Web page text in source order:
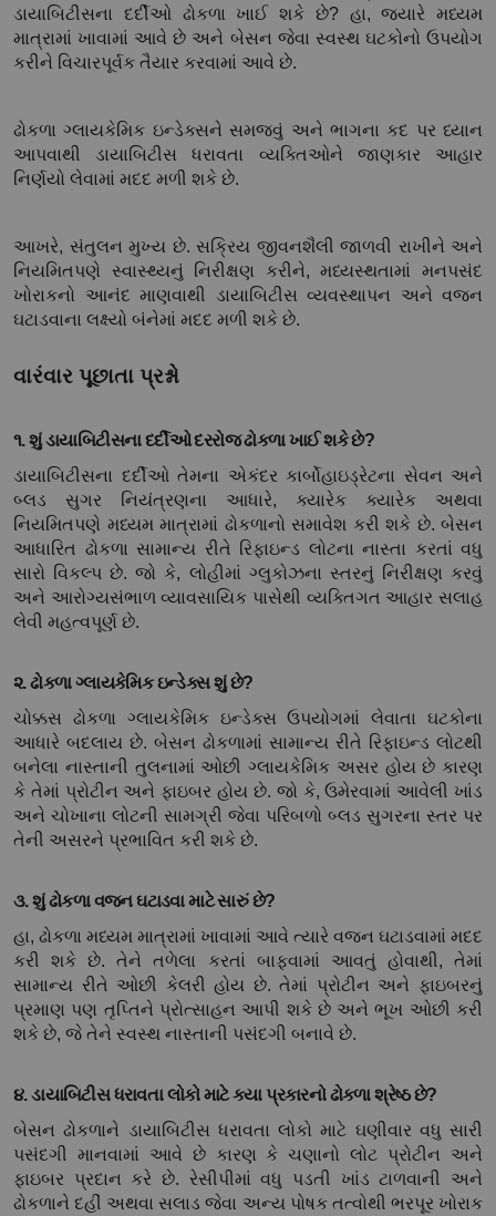
ડાયાબિટીસના દર્દીઓ ઢોકળા ખાઈ શકે છે? હા, જ્યારે મધ્યમ
માત્રામાં ખાવામાં આવે છે અને બેસન જેવા સ્વસ્થ ઘટકોનો ઉપયોગ
કરીને વિચારપૂર્વક તૈયાર કરવામાં આવે છે.
ઢોકળા ગ્લાયકેમિક ઇન્ડેક્સને સમજવું અને ભાગના કદ પર ધ્યાન
આપવાથી ડાયાબિટીસ ધરાવતા વ્યક્તિઓને જાણકાર આહાર
નિર્ણયો લેવામાં મદદ મળી શકે છે.
આખરે, સંતુલન મુખ્ય છે. સક્રિય જીવનશૈલી જાળવી રાખીને અને
નિયમિતપણે સ્વાસ્થ્યનું નિરીક્ષણ કરીને, મધ્યસ્થતામાં મનપસંદ
ખોરાકનો આનંદ માણવાથી ડાયાબિટીસ વ્યવસ્થાપન અને વજન
ઘટાડવાના લક્ષ્યો બંનેમાં મદદ મળી શકે છે.
વારંવાર પૂછાતા પ્રશ્નો
૧. શું ડાયાબિટીસના દર્દીઓ દરરોજ ઢોકળા ખાઈ શકે છે?
ડાયાબિટીસના દર્દીઓ તેમના એકંદર કાર્બોહાઇડ્રેટના સેવન અને
બ્લડ સુગર નિયંત્રણના આધારે, ક્યારેક ક્યારેક અથવા
નિયમિતપણે મધ્યમ માત્રામાં ઢોકળાનો સમાવેશ કરી શકે છે. બેસન
આધારિત ઢોકળા સામાન્ય રીતે રિફાઇન્ડ લોટના નાસ્તા કરતાં વધુ
સારો વિકલ્પ છે. જો કે, લોહીમાં ગ્લુકોઝના સ્તરનું નિરીક્ષણ કરવું
અને આરોગ્યસંભાળ વ્યાવસાયિક પાસેથી વ્યક્તિગત આહાર સલાહ
લેવી મહત્વપૂર્ણ છે.
૨. ઢોકળા ગ્લાયકેમિક ઇન્ડેક્સ શું છે?
ચોક્કસ ઢોકળા ગ્લાયકેમિક ઇન્ડેક્સ ઉપયોગમાં લેવાતા ઘટકોના
આધારે બદલાય છે. બેસન ઢોકળામાં સામાન્ય રીતે રિફાઇન્ડ લોટથી
બનેલા નાસ્તાની તુલનામાં ઓછી ગ્લાયકેમિક અસર હોય છે કારણ
કે તેમાં પ્રોટીન અને ફાઇબર હોય છે. જો કે, ઉમેરવામાં આવેલી ખાંડ
અને ચોખાના લોટની સામગ્રી જેવા પરિબળો બ્લડ સુગરના સ્તર પર
તેની અસરને પ્રભાવિત કરી શકે છે.
૩. શું ઢોકળા વજન ઘટાડવા માટે સારું છે?
હા, ઢોકળા મધ્યમ માત્રામાં ખાવામાં આવે ત્યારે વજન ઘટાડવામાં મદદ
કરી શકે છે. તેને તળેલા કરતાં બાફવામાં આવતું હોવાથી, તેમાં
સામાન્ય રીતે ઓછી કેલરી હોય છે. તેમાં પ્રોટીન અને ફાઇબરનું
પ્રમાણ પણ તૃપ્તિને પ્રોત્સાહન આપી શકે છે અને ભૂખ ઓછી કરી
શકે છે, જે તેને સ્વસ્થ નાસ્તાની પસંદગી બનાવે છે.
૪. ડાયાબિટીસ ધરાવતા લોકો માટે કયા પ્રકારનો ઢોકળા શ્રેષ્ઠ છે?
બેસન ઢોકળાને ડાયાબિટીસ ધરાવતા લોકો માટે ઘણીવાર વધુ સારી
પસંદગી માનવામાં આવે છે કારણ કે ચણાનો લોટ પ્રોટીન અને
ફાઇબર પ્રદાન કરે છે. રેસીપીમાં વધુ પડતી ખાંડ ટાળવાની અને
ઢોકળાને દહીં અથવા સલાડ જેવા અન્ય પોષક તત્વોથી ભરપૂર ખોરાક